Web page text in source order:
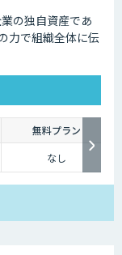
の独自資産であ
力で組織全体に伝
無料プラン
なし